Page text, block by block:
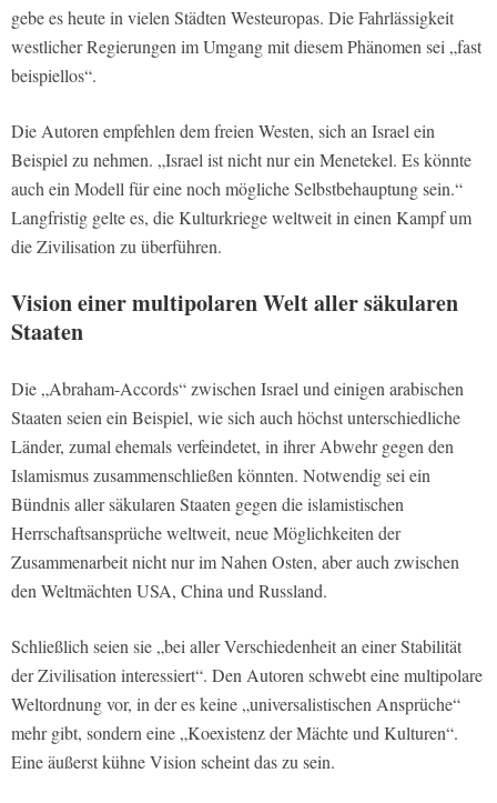
gebe es heute in vielen Städten Westeuropas. Die Fahrlässigkeit
westlicher Regierungen im Umgang mit diesem Phänomen sei „fast
beispiellos“.
Die Autoren empfehlen dem freien Westen, sich an Israel ein
Beispiel zu nehmen. „Israel ist nicht nur ein Menetekel. Es könnte
auch ein Modell für eine noch mögliche Selbstbehauptung sein.“
Langfristig gelte es, die Kulturkriege weltweit in einen Kampf um
die Zivilisation zu überführen.
Vision einer multipolaren Welt aller säkularen
Staaten
Die „Abraham-Accords“ zwischen Israel und einigen arabischen
Staaten seien ein Beispiel, wie sich auch höchst unterschiedliche
Länder, zumal ehemals verfeindetet, in ihrer Abwehr gegen den
Islamismus zusammenschließen könnten. Notwendig sei ein
Bündnis aller säkularen Staaten gegen die islamistischen
Herrschaftsansprüche weltweit, neue Möglichkeiten der
Zusammenarbeit nicht nur im Nahen Osten, aber auch zwischen
den Weltmächten USA, China und Russland.
Schließlich seien sie „bei aller Verschiedenheit an einer Stabilität
der Zivilisation interessiert“. Den Autoren schwebt eine multipolare
Weltordnung vor, in der es keine „universalistischen Ansprüche“
mehr gibt, sondern eine „Koexistenz der Mächte und Kulturen“.
Eine äußerst kühne Vision scheint das zu sein.